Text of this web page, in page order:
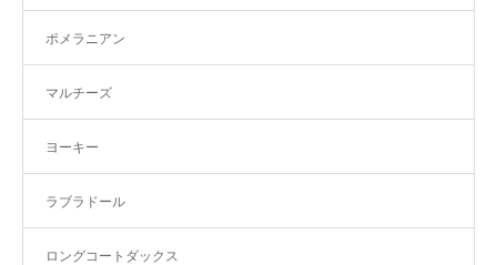
ポメラニアン
マルチーズ
ヨーキー
ラブラドール
ロングコートダックス